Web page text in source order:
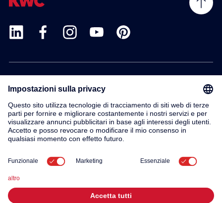
Prodotti
Servizio
Contatto
© 2026 KWC Group AG